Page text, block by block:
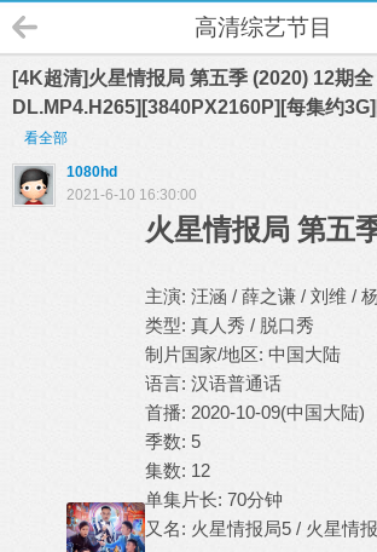
高清综艺节目
[4K超清]火星情报局 第五季 (2020) 12期
DL.MP4.H265][3840PX2160P][每集约
看全部
1080hd
2021-6-10 16:30:00
火星情报局 第五
主演: 汪涵 / 薛之谦 / 刘维 /
类型: 真人秀 / 脱口秀
制片国家/地区: 中国大陆
语言: 汉语普通话
首播: 2020-10-09(中国大陆)
季数: 5
集数: 12
单集片长: 70分钟
又名: 火星情报局5 / 火星情